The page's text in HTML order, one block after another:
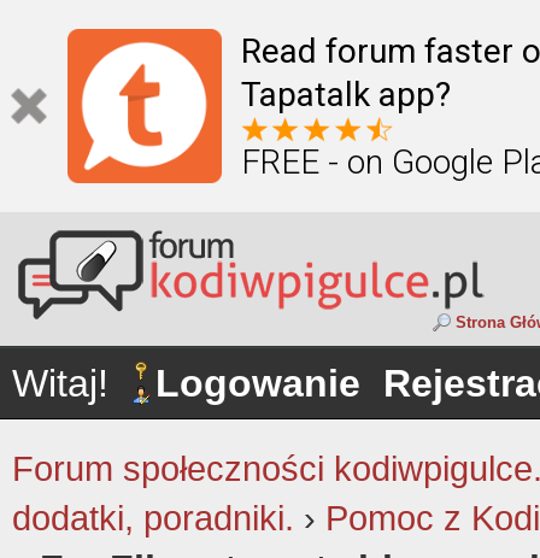
Read forum faster
Tapatalk app?
FREE - on Google
Strona
Witaj! Logowanie
Forum społeczności
dodatki, poradniki. › Pomoc z Kodi